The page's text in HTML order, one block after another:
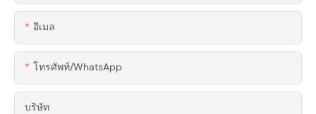
อีเมล
โทรศัพท์/WhatsApp
บริษัท